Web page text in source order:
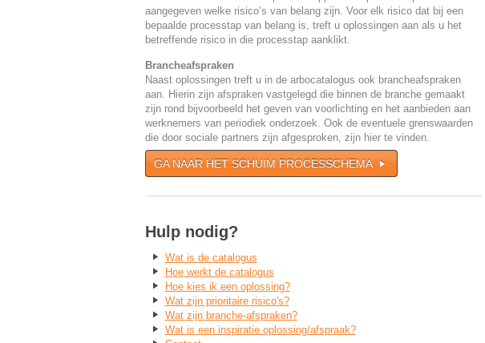
aangegeven welke risico’s van belang zijn. Voor elk risico dat bij een
bepaalde processtap van belang is, treft u oplossingen aan als u het
betreffende risico in die processtap aanklikt.
Brancheafspraken
Naast oplossingen treft u in de arbocatalogus ook brancheafspraken
aan. Hierin zijn afspraken vastgelegd die binnen de branche gemaakt
zijn rond bijvoorbeeld het geven van voorlichting en het aanbieden aan
werknemers van periodiek onderzoek. Ook de eventuele grenswaarden
die door sociale partners zijn afgesproken, zijn hier te vinden.
GA NAAR HET SCHUIM PROCESSCHEMA
Hulp nodig?
Wat is de catalogus
Hoe werkt de catalogus
Hoe kies ik een oplossing?
Wat zijn prioritaire risico's?
Wat zijn branche-afspraken?
Wat is een inspiratie oplossing/afspraak?